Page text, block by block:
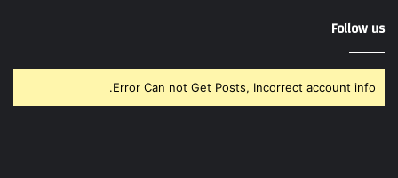
Follow us
Error Can not Get Posts, Incorrect account info.